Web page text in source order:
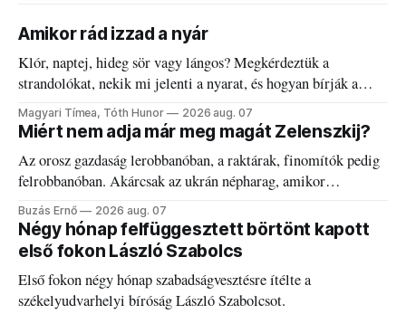
Amikor rád izzad a nyár
Klór, naptej, hideg sör vagy lángos? Megkérdeztük a
strandolókat, nekik mi jelenti a nyarat, és hogyan bírják a
kánikulát.
Magyari Tímea, Tóth Hunor 2026 aug. 07
Miért nem adja már meg magát Zelenszkij?
Az orosz gazdaság lerobbanóban, a raktárak, finomítók pedig
felrobbanóban. Akárcsak az ukrán népharag, amikor
elégedetlen vezetőivel.
Buzás Ernő 2026 aug. 07
Négy hónap felfüggesztett börtönt kapott
első fokon László Szabolcs
Első fokon négy hónap szabadságvesztésre ítélte a
székelyudvarhelyi bíróság László Szabolcsot.